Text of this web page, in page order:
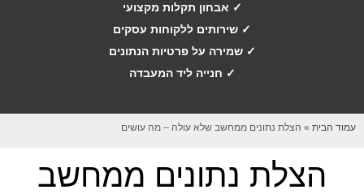
✓ אבחון תקלות מקצועי
✓ שירותים ללקוחות עסקים
✓ שמירה על פרטיות הנתונים
✓ חנייה ליד המעבדה
עמוד הבית » הצלת נתונים ממחשב שלא עולה – מה עושים
הצלת נתונים ממחשב